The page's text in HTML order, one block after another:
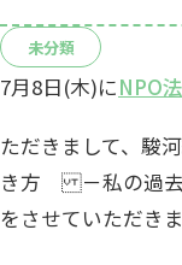
未分類
7月8日(木)にNPO
ただきまして、駿
き方 －私の過去
をさせていただきま